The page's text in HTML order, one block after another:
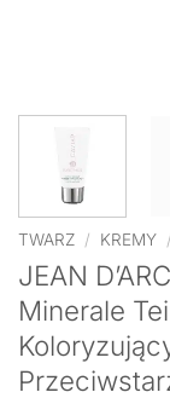
TWARZ / KREMY /
JEAN
Minerale